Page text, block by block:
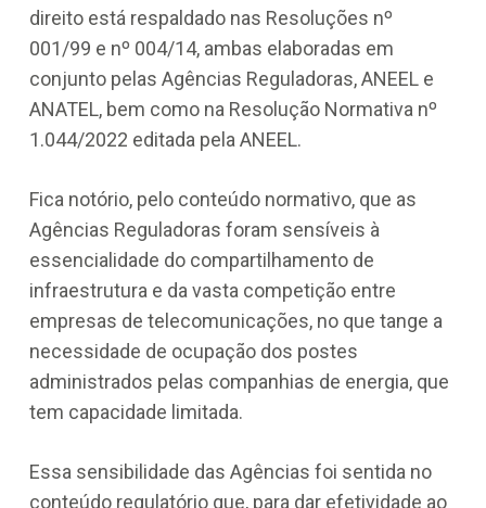
direito está respaldado nas Resoluções nº
001/99 e nº 004/14, ambas elaboradas em
conjunto pelas Agências Reguladoras, ANEEL e
ANATEL, bem como na Resolução Normativa nº
1.044/2022 editada pela ANEEL.
Fica notório, pelo conteúdo normativo, que as
Agências Reguladoras foram sensíveis à
essencialidade do compartilhamento de
infraestrutura e da vasta competição entre
empresas de telecomunicações, no que tange a
necessidade de ocupação dos postes
administrados pelas companhias de energia, que
tem capacidade limitada.
Essa sensibilidade das Agências foi sentida no
conteúdo regulatório que, para dar efetividade ao